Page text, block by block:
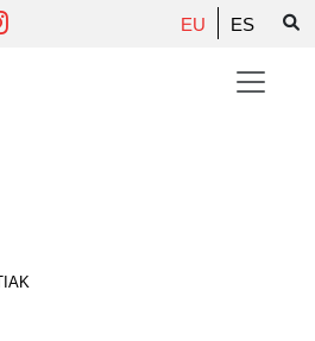
EU ES